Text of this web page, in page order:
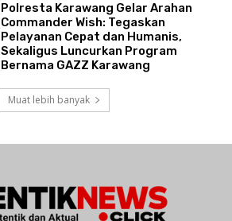
Polresta Karawang Gelar Arahan
Commander Wish: Tegaskan
Pelayanan Cepat dan Humanis,
Sekaligus Luncurkan Program
Bernama GAZZ Karawang
Muat lebih banyak